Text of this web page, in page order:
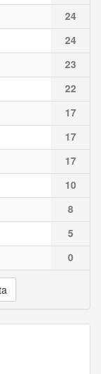
24
24
23
22
17
17
17
10
8
5
0